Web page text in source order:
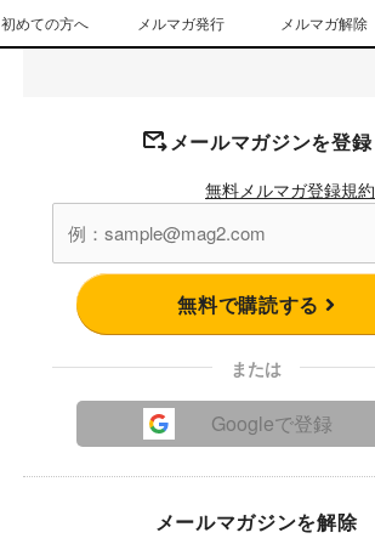
初めての方へ メルマガ発行 メルマガ解除
メールマガジンを登録
無料メルマガ登録規約
無料で購読する
または
Googleで登録
メールマガジンを解除